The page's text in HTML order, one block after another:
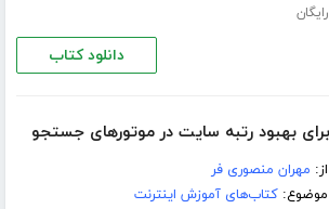
رایگان
دانلود کتاب
از: مهران منصوری فر
موضوع:کتاب‌های آموزش اینترنت